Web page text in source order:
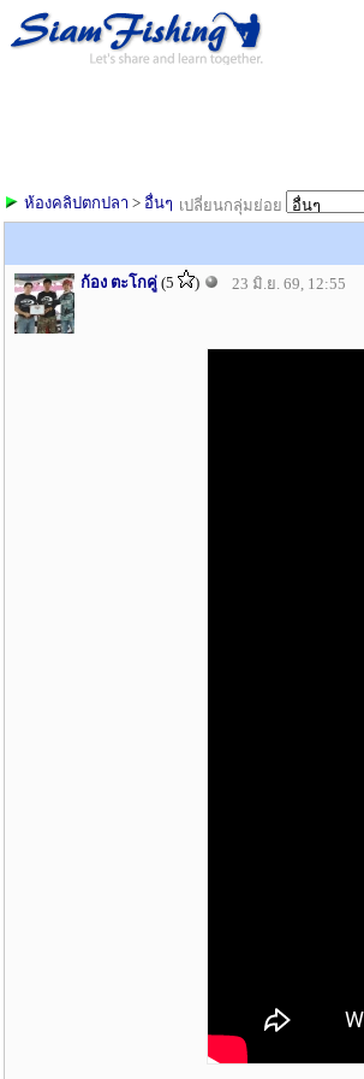
เปลี่ยนกลุ่มย่อย
ห้องคลิปตกปลา > อื่นๆ
ก้อง ตะโกคู่ (5 ) 23 มิ.ย. 69, 12:55